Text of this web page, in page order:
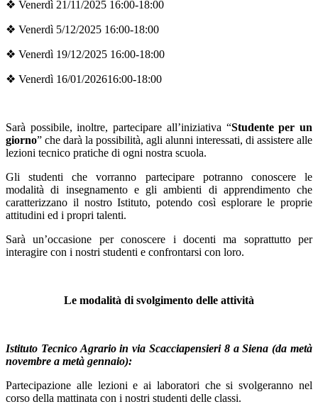
❖ Venerdì 21/11/2025 16:00-18:00
❖ Venerdì 5/12/2025 16:00-18:00
❖ Venerdì 19/12/2025 16:00-18:00
❖ Venerdì 16/01/202616:00-18:00
Sarà possibile, inoltre, partecipare all’iniziativa “Studente per un
giorno” che darà la possibilità, agli alunni interessati, di assistere alle
lezioni tecnico pratiche di ogni nostra scuola.
Gli studenti che vorranno partecipare potranno conoscere le
modalità di insegnamento e gli ambienti di apprendimento che
caratterizzano il nostro Istituto, potendo così esplorare le proprie
attitudini ed i propri talenti.
Sarà un’occasione per conoscere i docenti ma soprattutto per
interagire con i nostri studenti e confrontarsi con loro.
Le modalità di svolgimento delle attività
Istituto Tecnico Agrario in via Scacciapensieri 8 a Siena (da metà
novembre a metà gennaio):
Partecipazione alle lezioni e ai laboratori che si svolgeranno nel
corso della mattinata con i nostri studenti delle classi.